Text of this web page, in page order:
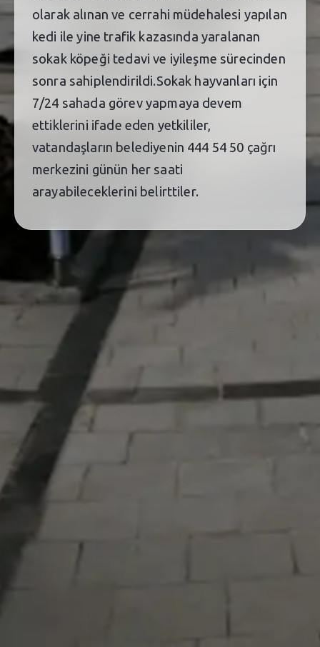
olarak alınan ve cerrahi müdehalesi yapılan
kedi ile yine trafik kazasında yaralanan
sokak köpeği tedavi ve iyileşme sürecinden
sonra sahiplendirildi.Sokak hayvanları için
7/24 sahada görev yapmaya devem
ettiklerini ifade eden yetkililer,
vatandaşların belediyenin 444 54 50 çağrı
merkezini günün her saati
arayabileceklerini belirttiler.